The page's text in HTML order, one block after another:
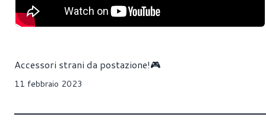
Accessori strani da postazione!🎮
11 febbraio 2023